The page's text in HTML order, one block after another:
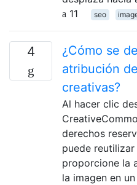
11
seo
4
¿Cómo se
atribución
creativas?
Al hacer clic
derechos
puede
proporcione la
la imagen en